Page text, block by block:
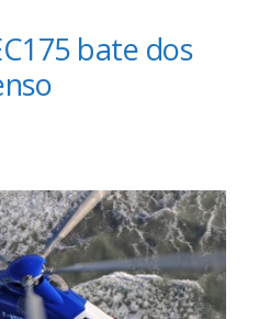
bate dos